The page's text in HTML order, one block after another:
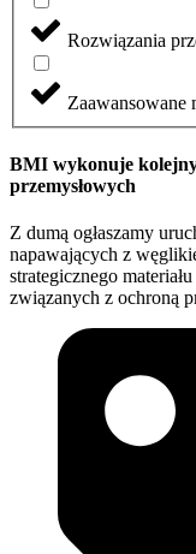
Rozwiązania
Zaawansowane
BMI wykonuje
przemysłowych
Z dumą ogłaszamy
napawających z
strategicznego
związanych z ochroną